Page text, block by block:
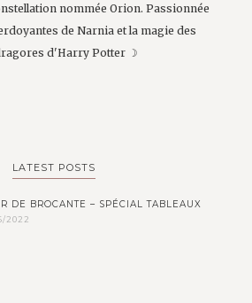
nommée Orion. Passionnée
de Narnia et la magie des
d'Harry Potter ☽
LATEST POSTS
DE BROCANTE – SPÉCIAL TABLEAUX
2022